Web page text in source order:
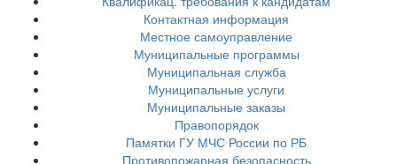
Контактная информация
Местное самоуправление
Муниципальные программы
Муниципальная служба
Муниципальные услуги
Муниципальные заказы
Правопорядок
Памятки ГУ МЧС России по РБ
Противопожарная безопасность